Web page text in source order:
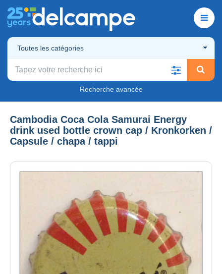
Toutes les catégories
Recherche avancée
Cambodia Coca Cola Samurai Energy
drink used bottle crown cap / Kronkorken /
Capsule / chapa / tappi